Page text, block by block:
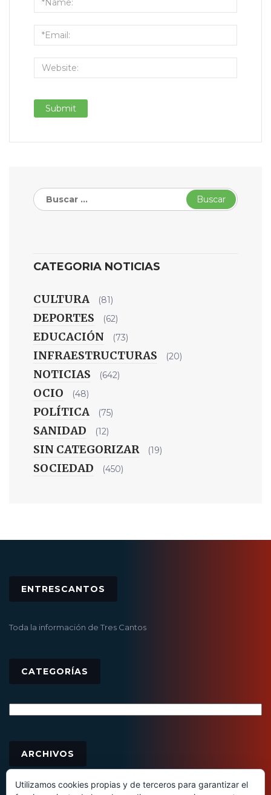
Buscar:
CATEGORIA NOTICIAS
CULTURA (81)
DEPORTES (62)
EDUCACIÓN (73)
INFRAESTRUCTURAS (20)
NOTICIAS (642)
OCIO (48)
POLÍTICA (75)
SANIDAD (12)
SIN CATEGORIZAR (19)
SOCIEDAD (450)
ENTRESCANTOS
Toda la información de Tres Cantos
CATEGORÍAS
ARCHIVOS
Utilizamos cookies propias y de terceros para garantizar el